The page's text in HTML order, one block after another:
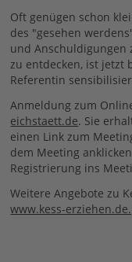
Oft genügen schon
des "gesehen
und Anschuldigungen
zu entdecken, ist jetzt
Referentin
Anmeldung zum
eichstaett.de. Sie
einen Link zum
dem Meeting
Registrierung ins
Weitere Angebote zu
www.kess-erziehen.de.